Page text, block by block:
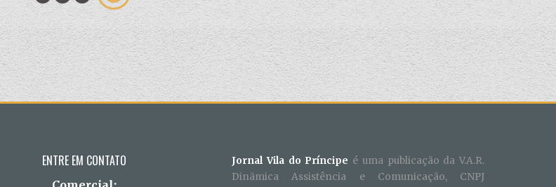
ENTRE EM CONTATO Jornal Vila do Príncipe é uma publicação da V.A.R.
Dinãmica Assistência e Comunicação, CNPJ